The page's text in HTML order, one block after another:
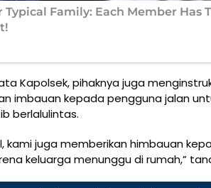
Kapolsek, pihaknya juga
imbauan kepada pengguna jalan
berlalulintas.
kami juga memberikan himbauan
keluarga menunggu di rumah,”